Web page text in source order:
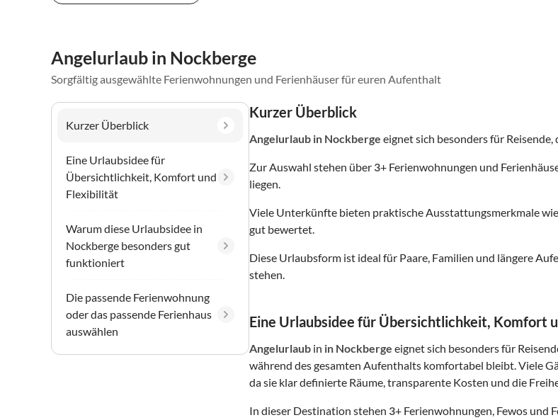
Angelurlaub in Nockberge
Sorgfältig ausgewählte Ferienwohnungen und Ferienhäuser für euren Aufenthalt
Kurzer Überblick
Eine Urlaubsidee für
Übersichtlichkeit, Komfort und
Flexibilität
Warum diese Urlaubsidee in
Nockberge besonders gut
funktioniert
Die passende Ferienwohnung
oder das passende Ferienhaus
auswählen
Kurzer Überblick
Angelurlaub in Nockberge eignet sich besonders für
Zur Auswahl stehen über 3+ Ferienwohnungen und
liegen.
Viele Unterkünfte bieten praktische Ausstattungsmerkmale wie
gut bewertet.
Diese Urlaubsform ist ideal für Paare, Familien und längere
stehen.
Eine Urlaubsidee für Übersichtlichkeit, Komfort
Angelurlaub in in Nockberge eignet sich besonders für
während des gesamten Aufenthalts komfortabel bleibt. Viele
da sie klar definierte Räume, transparente Kosten und die
In dieser Destination stehen 3+ Ferienwohnungen, Fewos und